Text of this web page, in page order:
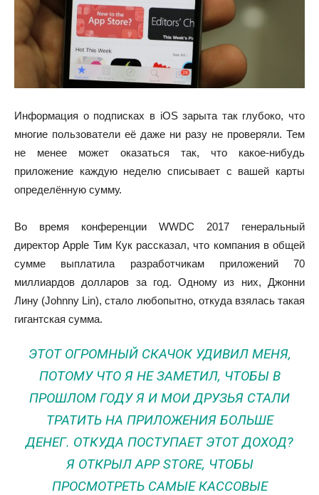
Информация о подписках в iOS зарыта так глубоко, что
многие пользователи её даже ни разу не проверяли. Тем
не менее может оказаться так, что какое-нибудь
приложение каждую неделю списывает с вашей карты
определённую сумму.
Во время конференции WWDC 2017 генеральный
директор Apple Тим Кук рассказал, что компания в общей
сумме выплатила разработчикам приложений 70
миллиардов долларов за год. Одному из них, Джонни
Лину (Johnny Lin), стало любопытно, откуда взялась такая
гигантская сумма.
ЭТОТ ОГРОМНЫЙ СКАЧОК УДИВИЛ МЕНЯ,
ПОТОМУ ЧТО Я НЕ ЗАМЕТИЛ, ЧТОБЫ В
ПРОШЛОМ ГОДУ Я И МОИ ДРУЗЬЯ СТАЛИ
ТРАТИТЬ НА ПРИЛОЖЕНИЯ БОЛЬШЕ
ДЕНЕГ. ОТКУДА ПОСТУПАЕТ ЭТОТ ДОХОД?
Я ОТКРЫЛ APP STORE, ЧТОБЫ
ПРОСМОТРЕТЬ САМЫЕ КАССОВЫЕ